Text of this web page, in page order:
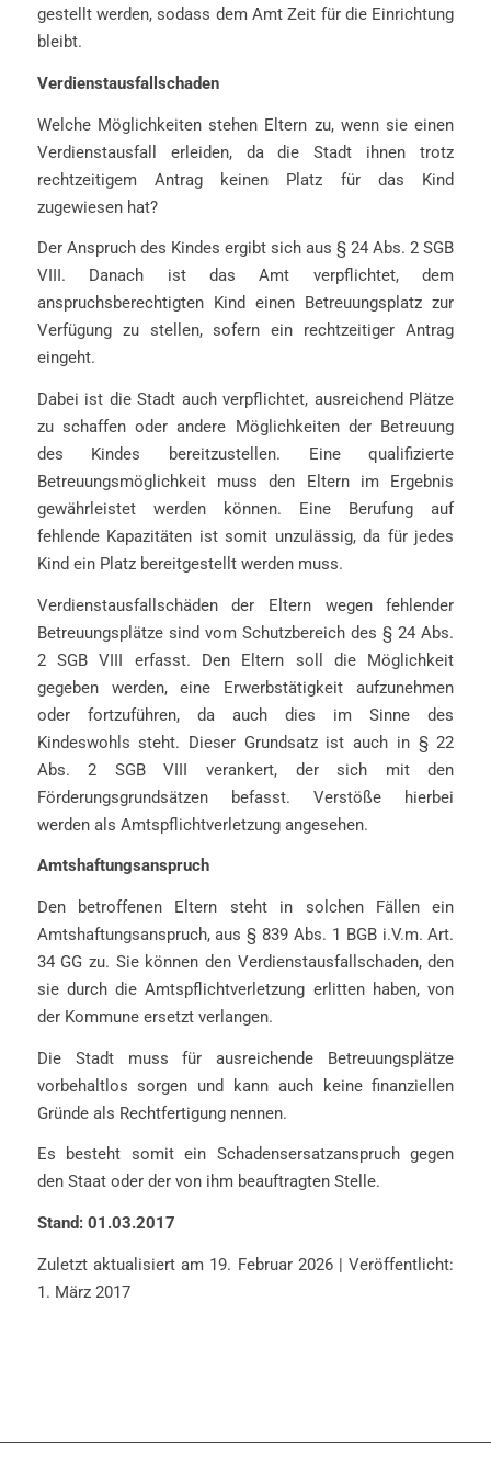
gestellt werden, sodass dem Amt Zeit für die Einrichtung
bleibt.
Verdienstausfallschaden
Welche Möglichkeiten stehen Eltern zu, wenn sie einen
Verdienstausfall erleiden, da die Stadt ihnen trotz
rechtzeitigem Antrag keinen Platz für das Kind
zugewiesen hat?
Der Anspruch des Kindes ergibt sich aus § 24 Abs. 2 SGB
VIII. Danach ist das Amt verpflichtet, dem
anspruchsberechtigten Kind einen Betreuungsplatz zur
Verfügung zu stellen, sofern ein rechtzeitiger Antrag
eingeht.
Dabei ist die Stadt auch verpflichtet, ausreichend Plätze
zu schaffen oder andere Möglichkeiten der Betreuung
des Kindes bereitzustellen. Eine qualifizierte
Betreuungsmöglichkeit muss den Eltern im Ergebnis
gewährleistet werden können. Eine Berufung auf
fehlende Kapazitäten ist somit unzulässig, da für jedes
Kind ein Platz bereitgestellt werden muss.
Verdienstausfallschäden der Eltern wegen fehlender
Betreuungsplätze sind vom Schutzbereich des § 24 Abs.
2 SGB VIII erfasst. Den Eltern soll die Möglichkeit
gegeben werden, eine Erwerbstätigkeit aufzunehmen
oder fortzuführen, da auch dies im Sinne des
Kindeswohls steht. Dieser Grundsatz ist auch in § 22
Abs. 2 SGB VIII verankert, der sich mit den
Förderungsgrundsätzen befasst. Verstöße hierbei
werden als Amtspflichtverletzung angesehen.
Amtshaftungsanspruch
Den betroffenen Eltern steht in solchen Fällen ein
Amtshaftungsanspruch, aus § 839 Abs. 1 BGB i.V.m. Art.
34 GG zu. Sie können den Verdienstausfallschaden, den
sie durch die Amtspflichtverletzung erlitten haben, von
der Kommune ersetzt verlangen.
Die Stadt muss für ausreichende Betreuungsplätze
vorbehaltlos sorgen und kann auch keine finanziellen
Gründe als Rechtfertigung nennen.
Es besteht somit ein Schadensersatzanspruch gegen
den Staat oder der von ihm beauftragten Stelle.
Stand: 01.03.2017
Zuletzt aktualisiert am 19. Februar 2026 | Veröffentlicht:
1. März 2017